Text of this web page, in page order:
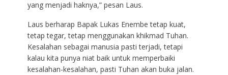
yang menjadi haknya,” pesan Laus.
Laus berharap Bapak Lukas Enembe tetap kuat,
tetap tegar, tetap menggunakan khikmad Tuhan.
Kesalahan sebagai manusia pasti terjadi, tetapi
kalau kita punya niat baik untuk memperbaiki
kesalahan-kesalahan, pasti Tuhan akan buka jalan.